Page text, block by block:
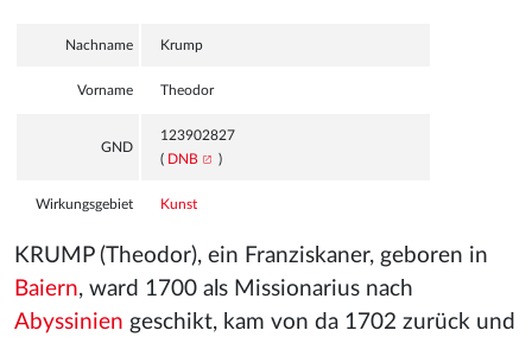
Nachname Krump
Vorname Theodor
GND
123902827
( DNB )
Wirkungsgebiet Kunst
KRUMP (Theodor), ein Franziskaner, geboren in
Baiern, ward 1700 als Missionarius nach
Abyssinien geschikt, kam von da 1702 zurück und